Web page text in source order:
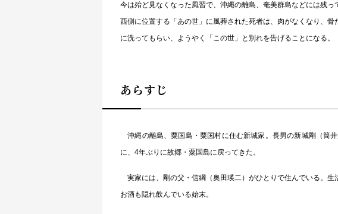
今は殆ど見なくなった風習で、沖縄の離島、奄美群島などには残
西側に位置する「あの世」に風葬された死者は、肉がなくなり、
に洗ってもらい、ようやく「この世」と別れを告げることになる。
あらすじ
沖縄の離島、粟国島・粟国村に住む新城家。長男の新城剛（筒
に、4年ぶりに故郷・粟国島に戻ってきた。
実家には、剛の父・信綱（奥田瑛二）がひとりで住んでいる。
お酒も隠れ飲んでいる始末。